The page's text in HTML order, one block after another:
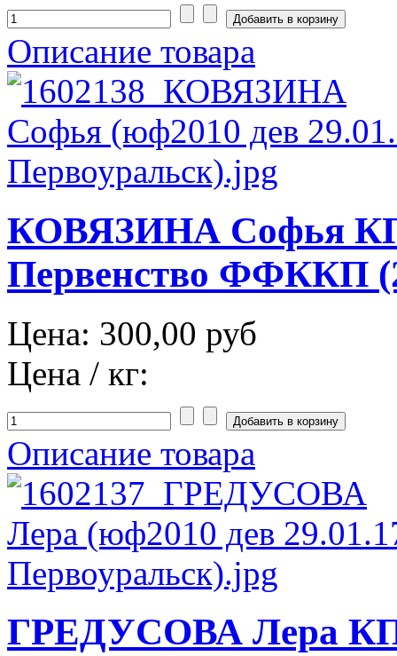
Описание товара
КОВЯЗИНА Софья КП
Первенство ФФККП
Цена: 300,00 руб
Цена / кг:
Описание товара
ГРЕДУСОВА Лера КП